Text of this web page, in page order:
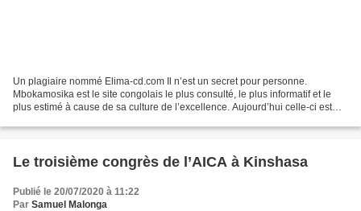
Un plagiaire nommé Elima-cd.com Il n’est un secret pour personne.
Mbokamosika est le site congolais le plus consulté, le plus informatif et le
plus estimé à cause de sa culture de l’excellence. Aujourd’hui celle-ci est
Le troisième congrès de l’AICA à Kinshasa
Publié le 20/07/2020 à 11:22
Par Samuel Malonga